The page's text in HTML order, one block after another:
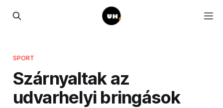
SPORT
Szárnyaltak az
udvarhelyi bringások